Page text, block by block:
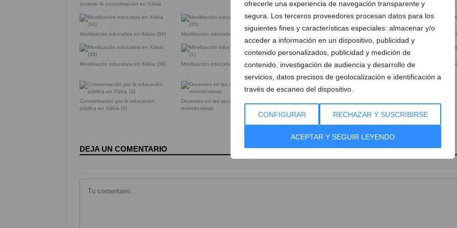
ofrecerle una experiencia de navegación transparente y
segura. Los terceros proveedores procesan datos para los
siguientes fines y características especiales: almacenar y/o
acceder a información en un dispositivo, publicidad y
contenido personalizados, publicidad y medición de
contenido, investigación de audiencia y desarrollo de
servicios, datos precisos de geolocalización e identificación a
través de escaneo del dispositivo.
CONFIGURAR RECHAZAR Y SUSCRIBIRSE
ACEPTAR Y SEGUIR LEYENDO
durante la concentración en Xàbia
Movilización educativa en Xàbia (34) Movilización educativa en Xàbia (35) Movilización educativa en Xàbia (36) Movilización educativa en
Movilización educativa en Xàbia (38) Movilización educativa en Xàbia (1)
Concentración por la educación
Concentración por la
Concentración por la educación
pública en Xàbia (3)
Docentes en las acciones
reivindicativas
DEJA UN COMENTARIO